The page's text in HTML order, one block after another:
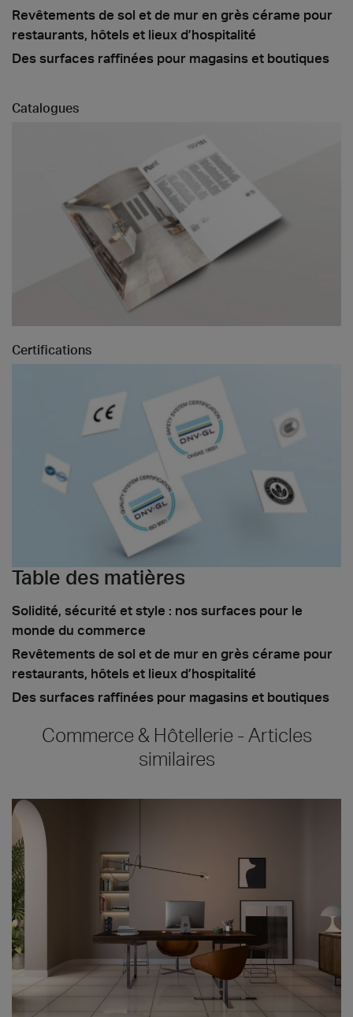
Revêtements de sol et de mur en grès cérame pour
restaurants, hôtels et lieux d’hospitalité
Des surfaces raffinées pour magasins et boutiques
Catalogues
Certifications
Table des matières
Solidité, sécurité et style : nos surfaces pour le
monde du commerce
Revêtements de sol et de mur en grès cérame pour
restaurants, hôtels et lieux d’hospitalité
Des surfaces raffinées pour magasins et boutiques
Commerce & Hôtellerie - Articles
similaires